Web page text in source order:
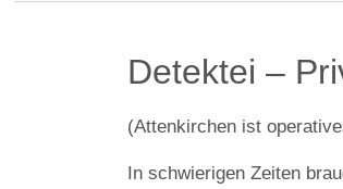
Detektei –
(Attenkirchen ist
In schwierigen Zeiten